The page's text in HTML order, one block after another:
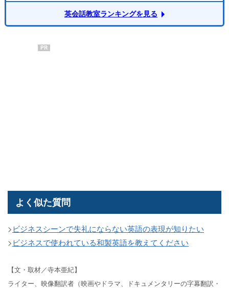
英会話教室ランキングを見る
PR
よく似た質問
>ビジネスシーンで失礼にならない英語の表現が知りたい
>ビジネスで使われている和製英語を教えてください
【文・取材／寺本亜紀】
ライター、映像翻訳者（映画やドラマ、ドキュメンタリーの字幕翻訳・